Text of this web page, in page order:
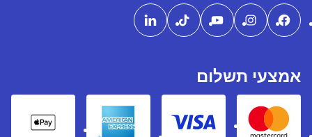
אמצעי תשלום
Mastercard
Visa
American express
Pay